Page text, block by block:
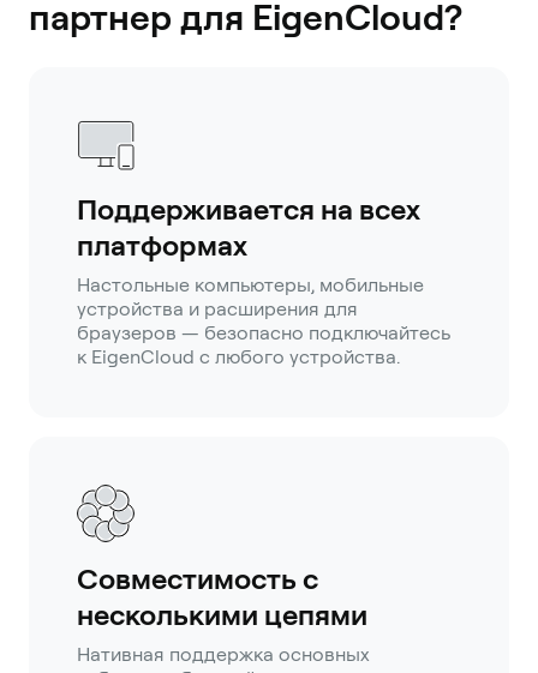
партнер для EigenCloud?
Поддерживается на всех
платформах
Настольные компьютеры, мобильные
устройства и расширения для
браузеров — безопасно подключайтесь
к EigenCloud с любого устройства.
Совместимость с
несколькими цепями
Нативная поддержка основных